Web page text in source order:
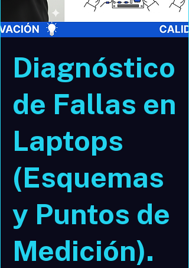
Diagnóstico
de Fallas en
Laptops
(Esquemas
y Puntos de
Medición).